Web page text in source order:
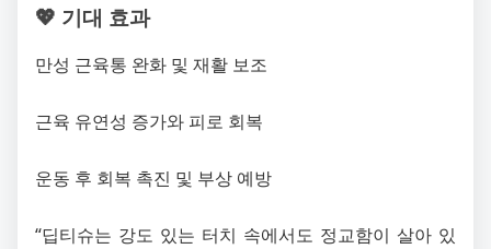
💖 기대 효과
만성 근육통 완화 및 재활 보조
근육 유연성 증가와 피로 회복
운동 후 회복 촉진 및 부상 예방
“딥티슈는 강도 있는 터치 속에서도 정교함이 살아 있